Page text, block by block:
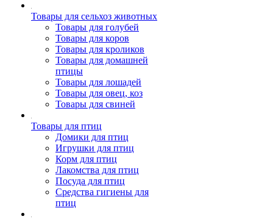
Товары для сельхоз животных
Товары для голубей
Товары для коров
Товары для кроликов
Товары для домашней
птицы
Товары для лошадей
Товары для овец, коз
Товары для свиней
Товары для птиц
Домики для птиц
Игрушки для птиц
Корм для птиц
Лакомства для птиц
Посуда для птиц
Средства гигиены для
птиц